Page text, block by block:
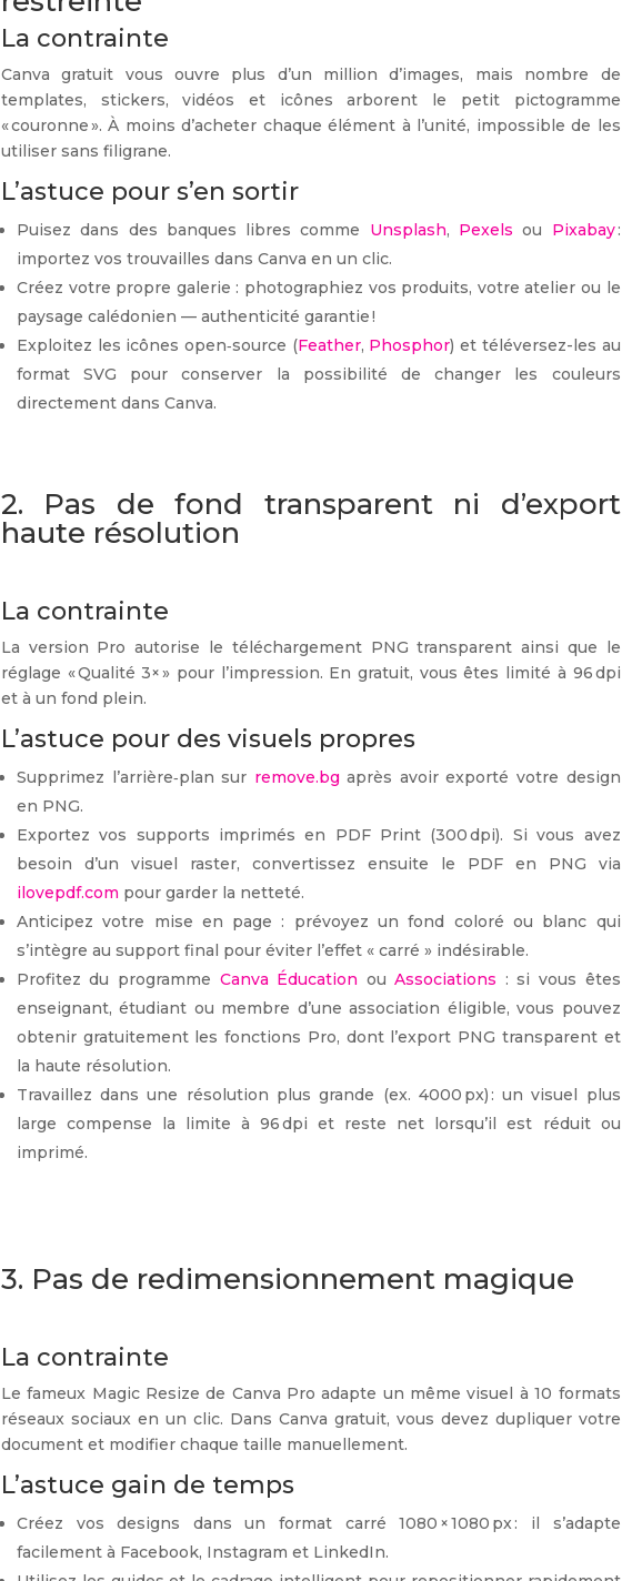
La contrainte
Canva gratuit vous ouvre plus d’un million d’images, mais nombre de
templates, stickers, vidéos et icônes arborent le petit pictogramme
« couronne ». À moins d’acheter chaque élément à l’unité, impossible de les
utiliser sans filigrane.
L’astuce pour s’en sortir
Puisez dans des banques libres comme Unsplash, Pexels ou Pixabay:
importez vos trouvailles dans Canva en un clic.
Créez votre propre galerie : photographiez vos produits, votre atelier ou le
paysage calédonien — authenticité garantie !
Exploitez les icônes open‑source (Feather, Phosphor) et téléversez-les au
format SVG pour conserver la possibilité de changer les couleurs
directement dans Canva.
2. Pas de fond transparent ni d’export
haute résolution
La contrainte
La version Pro autorise le téléchargement PNG transparent ainsi que le
réglage « Qualité 3× » pour l’impression. En gratuit, vous êtes limité à 96 dpi
et à un fond plein.
L’astuce pour des visuels propres
Supprimez l’arrière‑plan sur remove.bg après avoir exporté votre design
en PNG.
Exportez vos supports imprimés en PDF Print (300 dpi). Si vous avez
besoin d’un visuel raster, convertissez ensuite le PDF en PNG via
ilovepdf.com pour garder la netteté.
Anticipez votre mise en page : prévoyez un fond coloré ou blanc qui
s’intègre au support final pour éviter l’effet « carré » indésirable.
Profitez du programme Canva Éducation ouAssociations : si vous êtes
enseignant, étudiant ou membre d’une association éligible, vous pouvez
obtenir gratuitement les fonctions Pro, dont l’export PNG transparent et
la haute résolution.
Travaillez dans une résolution plus grande (ex. 4000 px) : un visuel plus
large compense la limite à 96 dpi et reste net lorsqu’il est réduit ou
imprimé.
3. Pas de redimensionnement magique
La contrainte
Le fameux Magic Resize de Canva Pro adapte un même visuel à 10 formats
réseaux sociaux en un clic. Dans Canva gratuit, vous devez dupliquer votre
document et modifier chaque taille manuellement.
L’astuce gain de temps
Créez vos designs dans un format carré 1080 × 1080 px : il s’adapte
facilement à Facebook, Instagram et LinkedIn.